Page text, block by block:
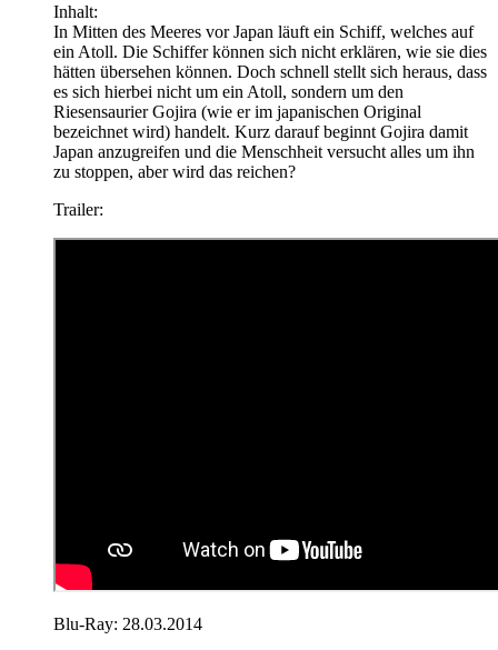
Inhalt:
In Mitten des Meeres vor Japan läuft ein Schiff, welches auf
ein Atoll. Die Schiffer können sich nicht erklären, wie sie dies
hätten übersehen können. Doch schnell stellt sich heraus, dass
es sich hierbei nicht um ein Atoll, sondern um den
Riesensaurier Gojira (wie er im japanischen Original
bezeichnet wird) handelt. Kurz darauf beginnt Gojira damit
Japan anzugreifen und die Menschheit versucht alles um ihn
zu stoppen, aber wird das reichen?
Trailer:
Blu-Ray: 28.03.2014